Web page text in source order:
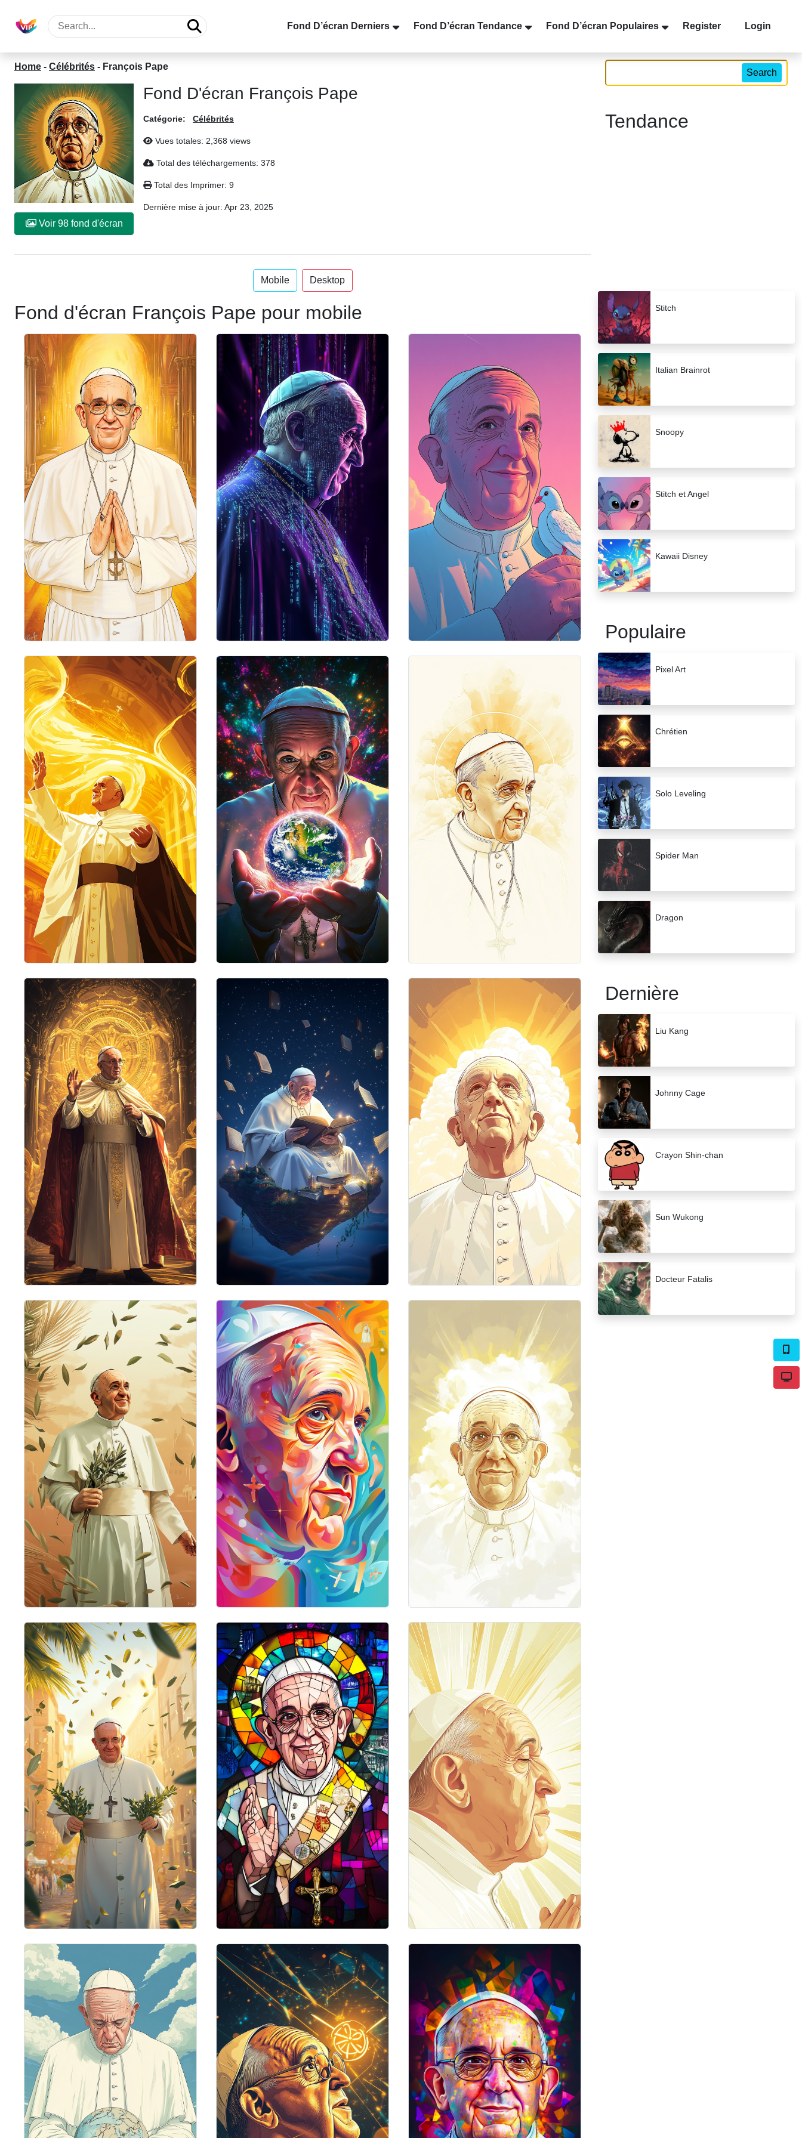
Fond D’écran Derniers Fond D’écran Tendance Fond D’écran Populaires Register Login
Home - Célébrités - François Pape
Voir 98 fond d'écran
Fond D'écran François Pape
Catégorie: Célébrités
Vues totales: 2,368 views
Total des téléchargements: 378
Total des Imprimer: 9
Dernière mise à jour: Apr 23, 2025
Mobile Desktop
Fond d'écran François Pape pour mobile
Search
Tendance
Stitch
Italian Brainrot
Snoopy
Stitch et Angel
Kawaii Disney
Populaire
Pixel Art
Chrétien
Solo Leveling
Spider Man
Dragon
Dernière
Liu Kang
Johnny Cage
Crayon Shin-chan
Sun Wukong
Docteur Fatalis